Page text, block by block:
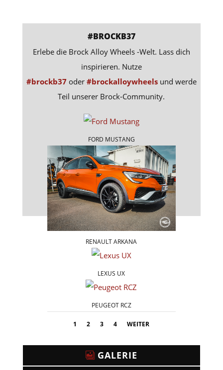
#BROCKB37
Erlebe die Brock Alloy Wheels -Welt. Lass dich
inspirieren. Nutze
#brockb37 oder #brockalloywheelsund werde
Teil unserer Brock-Community.
FORD MUSTANG
RENAULT ARKANA
LEXUS UX
PEUGEOT RCZ
1 2 3 4 WEITER
GALERIE